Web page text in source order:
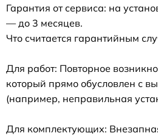
Гарантия от сервиса: на
— до 3 месяцев.
Что считается гарантийным
Для работ: Повторное
который прямо обусловлен с
(например, неправильная
Для комплектующих: